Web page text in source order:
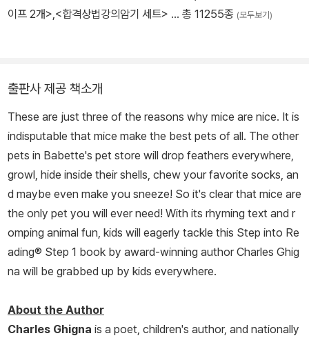
이프 2개>,<합격상법강의암기 세트> … 총 11255종 (모두보기)
출판사 제공 책소개
These are just three of the reasons why mice are nice. It is
indisputable that mice make the best pets of all. The other
pets in Babette's pet store will drop feathers everywhere,
growl, hide inside their shells, chew your favorite socks, an
d maybe even make you sneeze! So it's clear that mice are
the only pet you will ever need! With its rhyming text and r
omping animal fun, kids will eagerly tackle this Step into Re
ading® Step 1 book by award-winning author Charles Ghig
na will be grabbed up by kids everywhere.
About the Author
Charles Ghigna is a poet, children's author, and nationally